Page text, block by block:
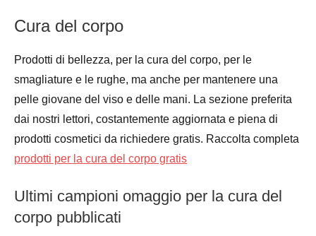
Cura del corpo
Prodotti di bellezza, per la cura del corpo, per le
smagliature e le rughe, ma anche per mantenere una
pelle giovane del viso e delle mani. La sezione preferita
dai nostri lettori, costantemente aggiornata e piena di
prodotti cosmetici da richiedere gratis. Raccolta completa
prodotti per la cura del corpo gratis
Ultimi campioni omaggio per la cura del
corpo pubblicati